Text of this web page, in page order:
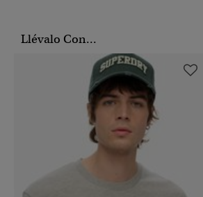
Llévalo Con...